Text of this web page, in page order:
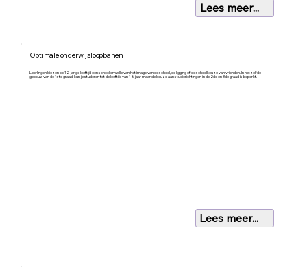
Lees meer...
Optimale onderwijsloopbanen
Leerlingen kiezen op 12-jarige leeftijd een school omwille van het imago van de school, de ligging of de schoolkeuze van vrienden. In hetzelfde
gebouw van de 1ste graad, kun je studeren tot de leeftijd van 18 jaar maar de keuze aan studierichtingen in de 2de en 3de graad is beperkt.
Lees meer...